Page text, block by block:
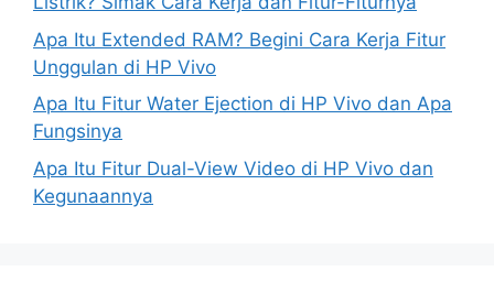
Apa Itu Extended RAM? Begini Cara Kerja Fitur
Unggulan di HP Vivo
Apa Itu Fitur Water Ejection di HP Vivo dan Apa
Fungsinya
Apa Itu Fitur Dual-View Video di HP Vivo dan
Kegunaannya